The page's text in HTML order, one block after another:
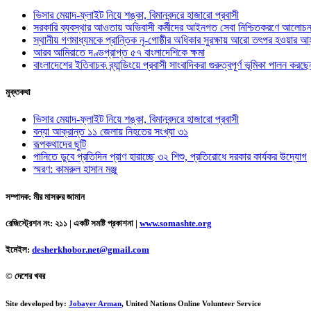
ভিসার মেয়াদ-ফ্লাইট নিয়ে শঙ্কা, বিমানবন্দরে হাজারো প্রবাসী
সরকারি ব্যবস্থার আওতায় অভিবাসী কর্মীদের আইনগত সেবা নিশ্চিতকরণে
স্থানীয় গণমাধ্যমকে প্রান্তিক নৃ-গোষ্ঠীর অধিকার সুরক্ষায় আরো তৎপর হওয়ার
আরব আমিরাতে দণ্ডপ্রাপ্ত ৫৭ বাংলাদেশিকে ক্ষমা
বাংলাদেশের ইতিবাচক ব্র্যান্ডিংয়ে প্রবাসী সাংবাদিকরা গুরুত্বপূর্ণ ভূমিকা পালন
মুক্তকথা
ভিসার মেয়াদ-ফ্লাইট নিয়ে শঙ্কা, বিমানবন্দরে হাজারো প্রবাসী
বন্যা আক্রান্ত ১১ জেলায় নিহতের সংখ্যা ৩১
রূপকথাদের ছুটি
পানিতে ডুবে প্রতিদিন প্রাণ হারাচ্ছে ৩২ শিশু, প্রতিরোধে দরকার কার্যকর উদ্যোগ
স্মরণ: কামরুল হাসান মঞ্জু
সম্পাদক: মীর মাসরুর জামান
রেজিস্ট্রেশন নং: ২১১ | একটি সমষ্টি প্রকাশনা | www.somashte.org
ইমেইল: desherkhobor.net@gmail.com
© দেশের খবর
Site developed by: Jobayer Arman, United Nations Online Volunteer Service